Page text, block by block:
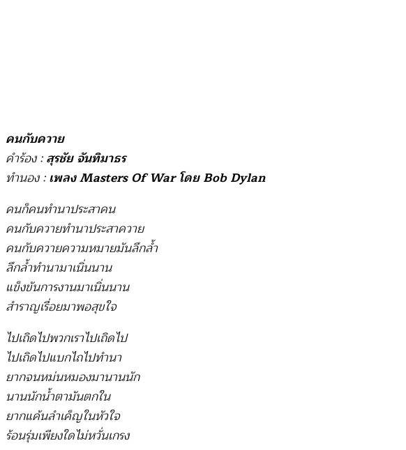
คนกับควาย
คำร้อง :สุรชัย จันทิมาธร
ทำนอง :เพลงMasters Of WarโดยBob Dylan
คนก็คนทำนาประสาคน
คนกับควายทำนาประสาควาย
คนกับควายความหมายมันลึกล้ำ
ลึกล้ำทำนามาเนิ่นนาน
แข็งขันการงานมาเนิ่นนาน
สำราญเรื่อยมาพอสุขใจ
ไปเถิดไปพวกเราไปเถิดไป
ไปเถิดไปแบกไถไปทำนา
ยากจนหม่นหมองมานานนัก
นานนักน้ำตามันตกใน
ยากแค้นลำเค็ญในหัวใจ
ร้อนรุ่มเพียงใดไม่หวั่นเกรง